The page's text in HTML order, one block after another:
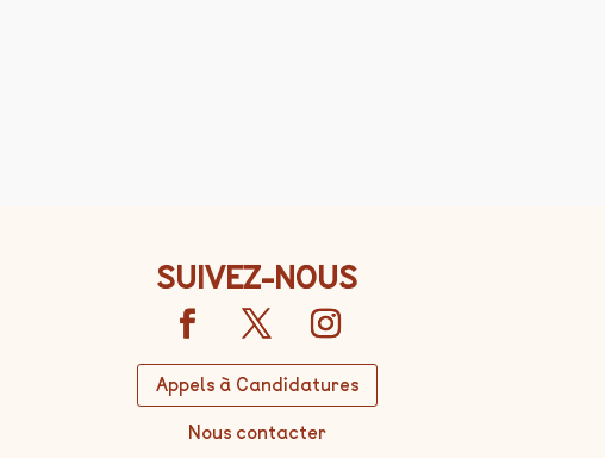
SUIVEZ-NOUS
Appels à Candidatures
Nous contacter